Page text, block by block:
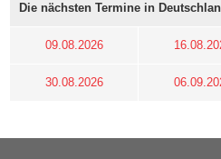
Die nächsten Termine in
09.08.2026
30.08.2026